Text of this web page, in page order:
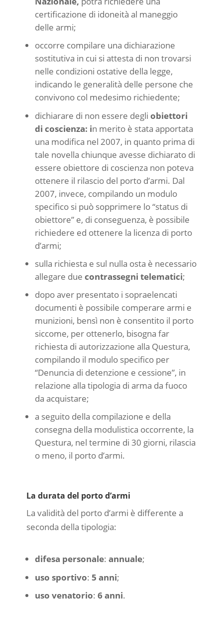
certificazione di idoneità al maneggio
delle armi;
occorre compilare una dichiarazione
sostitutiva in cui si attesta di non trovarsi
nelle condizioni ostative della legge,
indicando le generalità delle persone che
convivono col medesimo richiedente;
dichiarare di non essere degli obiettori
di coscienza: in merito è stata apportata
una modifica nel 2007, in quanto prima di
tale novella chiunque avesse dichiarato di
essere obiettore di coscienza non poteva
ottenere il rilascio del porto d’armi. Dal
2007, invece, compilando un modulo
specifico si può sopprimere lo “status di
obiettore” e, di conseguenza, è possibile
richiedere ed ottenere la licenza di porto
d’armi;
sulla richiesta e sul nulla osta è necessario
allegare due contrassegni telematici;
dopo aver presentato i sopraelencati
documenti è possibile comperare armi e
munizioni, bensì non è consentito il porto
siccome, per ottenerlo, bisogna far
richiesta di autorizzazione alla Questura,
compilando il modulo specifico per
“Denuncia di detenzione e cessione”, in
relazione alla tipologia di arma da fuoco
da acquistare;
a seguito della compilazione e della
consegna della modulistica occorrente, la
Questura, nel termine di 30 giorni, rilascia
o meno, il porto d’armi.
La durata del porto d’armi
La validità del porto d’armi è differente a
seconda della tipologia:
difesa personale: annuale;
uso sportivo: 5 anni;
uso venatorio: 6 anni.